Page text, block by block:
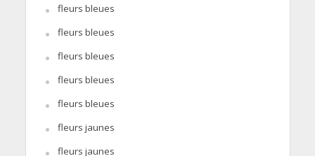
fleurs bleues
fleurs bleues
fleurs bleues
fleurs bleues
fleurs bleues
fleurs jaunes
fleurs jaunes